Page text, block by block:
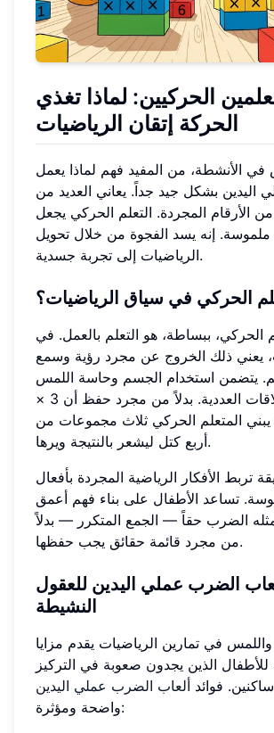
الحركيين: لماذا تغذي
الحركة إتقان الرياضيات
الأنشطة، من المفيد فهم لماذا يعمل
اليدين بشكل جيد جداً. يعاني العديد من
الأرقام المجردة. التعلم الحركي يجعل
ملموسة. إنه يسد الفجوة من خلال تحويل
الرياضيات إلى تجربة جسدية.
الحركي في سياق الرياضيات؟
الحركي، ببساطة، هو التعلم بالعمل. في
يعني ذلك الخروج عن مجرد رؤية وسمع
يتضمن استخدام الجسم وحاسة اللمس
لاستكشاف العلاقات العددية. بدلاً من مجرد حفظ أن 3 ×
قد يبني المتعلم الحركي ثلاث مجموعات من
أربع كتل ليشعر بالنتيجة ويرها.
تربط الأفكار الرياضية المجردة بأفعال
تساعد الأطفال على بناء فهم أعمق
الضرب حقاً — الجمع المتكرر — بدلاً
من مجرد قائمة حقائق يجب حفظها.
الضرب عملي اليدين للعقول
النشيطة
في تمارين الرياضيات يقدم مزايا
الذين يجدون صعوبة في التركيز
فوائد ألعاب الضرب عملي اليدين
واضحة ومؤثرة: